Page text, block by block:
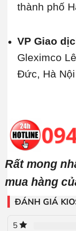
thành phố
VP Giao
Gleximco
Đức, Hà Nội
Rất mong
mua hàng
ĐÁNH GIÁ
5